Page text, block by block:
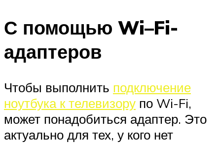
С помощью Wi–Fi-
адаптеров
Чтобы выполнить подключение
ноутбука к телевизору по Wi-Fi,
может понадобиться адаптер. Это
актуально для тех, у кого нет